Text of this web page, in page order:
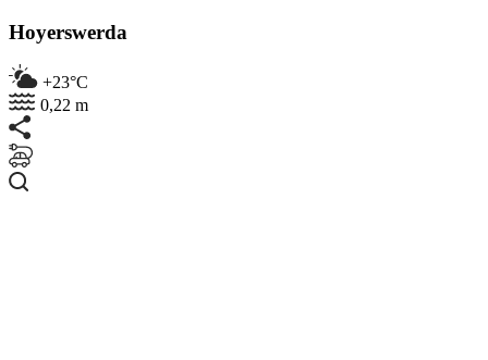
Hoyerswerda
+23°C
0,22 m